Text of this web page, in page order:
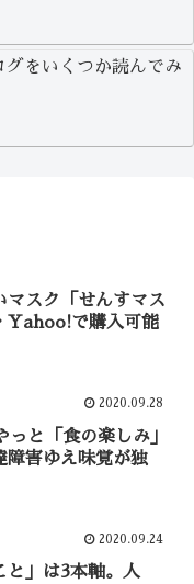
をいくつか読んでみ
マスク「せんすマス
Yahoo!で購入可能
2020.09.28
っと「食の楽しみ」
障害ゆえ味覚が独
2020.09.24
と」は3本軸。人